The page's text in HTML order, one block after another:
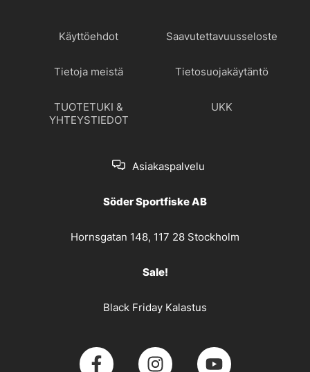
Käyttöehdot Saavutettavuusseloste
Tietoja meistä Tietosuojakäytäntö
TUOTETUKI &
YHTEYSTIEDOT
UKK
Asiakaspalvelu
Söder Sportfiske AB
Hornsgatan 148, 117 28 Stockholm
Sale!
Black Friday Kalastus